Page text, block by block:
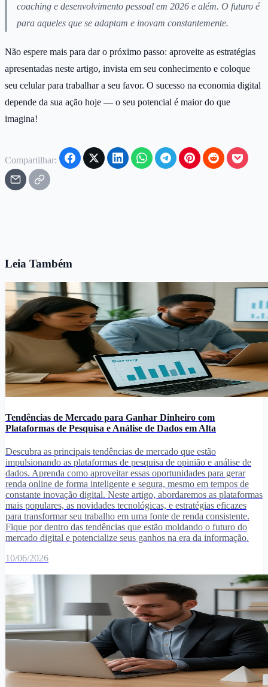
coaching e desenvolvimento pessoal em 2026 e além. O futuro é
para aqueles que se adaptam e inovam constantemente.
Não espere mais para dar o próximo passo: aproveite as estratégias
apresentadas neste artigo, invista em seu conhecimento e coloque
seu celular para trabalhar a seu favor. O sucesso na economia digital
depende da sua ação hoje — o seu potencial é maior do que
imagina!
Compartilhar:
Leia Também
Tendências de Mercado para Ganhar Dinheiro com
Plataformas de Pesquisa e Análise de Dados em Alta
Descubra as principais tendências de mercado que estão
impulsionando as plataformas de pesquisa de opinião e análise de
dados. Aprenda como aproveitar essas oportunidades para gerar
renda online de forma inteligente e segura, mesmo em tempos de
constante inovação digital. Neste artigo, abordaremos as plataformas
mais populares, as novidades tecnológicas, e estratégias eficazes
para transformar seu trabalho em uma fonte de renda consistente.
Fique por dentro das tendências que estão moldando o futuro do
mercado digital e potencialize seus ganhos na era da informação.
10/06/2026